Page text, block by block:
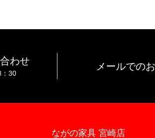
わせ
30
メールでの
ながの家具 宮崎店